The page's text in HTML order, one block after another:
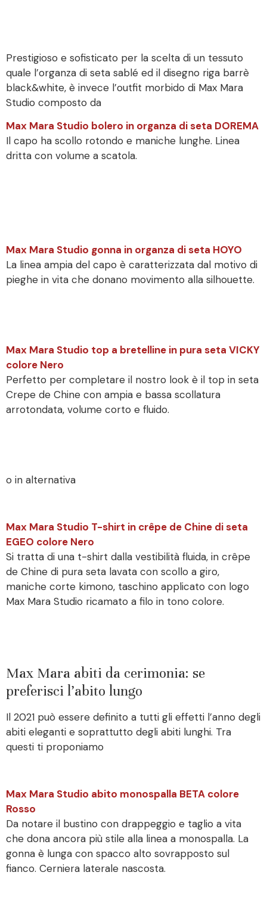
Prestigioso e sofisticato per la scelta di un tessuto
quale l’organza di seta sablé ed il disegno riga barrè
black&white, è invece l’outfit morbido di Max Mara
Studio composto da
Max Mara Studio bolero in organza di seta DOREMA
Il capo ha scollo rotondo e maniche lunghe. Linea
dritta con volume a scatola.
Max Mara Studio gonna in organza di seta HOYO
La linea ampia del capo è caratterizzata dal motivo di
pieghe in vita che donano movimento alla silhouette.
Max Mara Studio top a bretelline in pura seta VICKY
colore Nero
Perfetto per completare il nostro look è il top in seta
Crepe de Chine con ampia e bassa scollatura
arrotondata, volume corto e fluido.
o in alternativa
Max Mara Studio T-shirt in crêpe de Chine di seta
EGEO colore Nero
Si tratta di una t-shirt dalla vestibilità fluida, in crêpe
de Chine di pura seta lavata con scollo a giro,
maniche corte kimono, taschino applicato con logo
Max Mara Studio ricamato a filo in tono colore.
Max Mara abiti da cerimonia: se
preferisci l’abito lungo
Il 2021 può essere definito a tutti gli effetti l’anno degli
abiti eleganti e soprattutto degli abiti lunghi. Tra
questi ti proponiamo
Max Mara Studio abito monospalla BETA colore
Rosso
Da notare il bustino con drappeggio e taglio a vita
che dona ancora più stile alla linea a monospalla. La
gonna è lunga con spacco alto sovrapposto sul
fianco. Cerniera laterale nascosta.